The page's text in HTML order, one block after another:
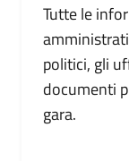
Tutte le
politici, gli
documenti
gara.